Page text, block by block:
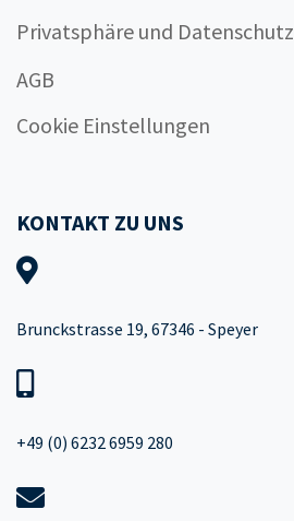
Privatsphäre und Datenschutz
AGB
Cookie Einstellungen
KONTAKT ZU UNS
Brunckstrasse 19, 67346 - Speyer
+49 (0) 6232 6959 280